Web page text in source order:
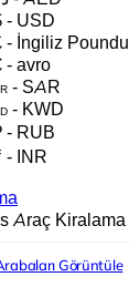
- USD
- İngiliz Poundu
- avro
- SAR
- KWD
- RUB
- INR
Araç Kiralama
Görüntüle